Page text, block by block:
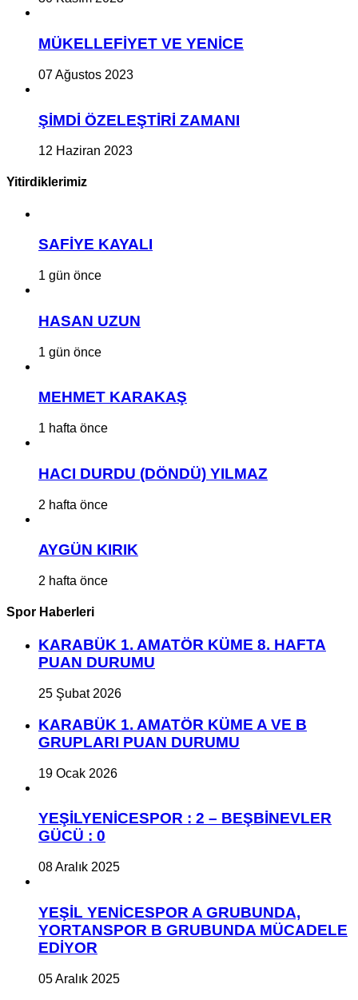
MÜKELLEFİYET VE YENİCE
07 Ağustos 2023
ŞİMDİ ÖZELEŞTİRİ ZAMANI
12 Haziran 2023
Yitirdiklerimiz
SAFİYE KAYALI
1 gün önce
HASAN UZUN
1 gün önce
MEHMET KARAKAŞ
1 hafta önce
HACI DURDU (DÖNDÜ) YILMAZ
2 hafta önce
AYGÜN KIRIK
2 hafta önce
Spor Haberleri
KARABÜK 1. AMATÖR KÜME 8. HAFTA
PUAN DURUMU
25 Şubat 2026
KARABÜK 1. AMATÖR KÜME A VE B
GRUPLARI PUAN DURUMU
19 Ocak 2026
YEŞİLYENİCESPOR : 2 – BEŞBİNEVLER
GÜCÜ : 0
08 Aralık 2025
YEŞİL YENİCESPOR A GRUBUNDA,
YORTANSPOR B GRUBUNDA MÜCADELE
EDİYOR
05 Aralık 2025